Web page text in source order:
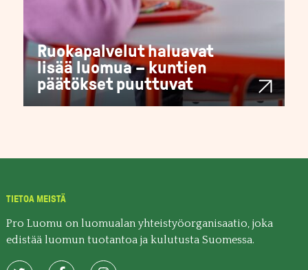
Ruokapalvelut haluavat
lisää luomua – kuntien
päätökset puuttuvat
TIETOA MEISTÄ
Pro Luomu on luomualan yhteistyöorganisaatio, joka
edistää luomun tuotantoa ja kulutusta Suomessa.